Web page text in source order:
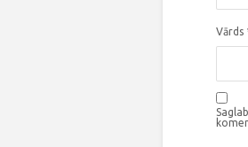
Vārds